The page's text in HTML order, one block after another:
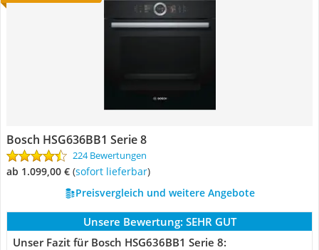
Bosch HSG636BB1 Serie 8
224 Bewertungen
ab 1.099,00 € ( Sofort lieferbar)
Preisvergleich und weitere Angebote
Unsere Bewertung: SEHR GUT
Unser Fazit für Bosch HSG636BB1 Serie 8: